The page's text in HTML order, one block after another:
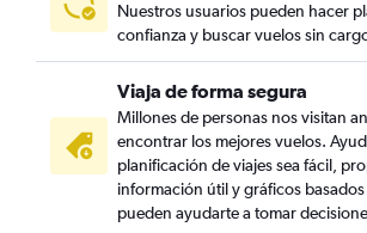
Nuestros usuarios pueden hacer
confianza y buscar vuelos sin
Viaja de forma segura
Millones de personas nos visitan
encontrar los mejores vuelos.
planificación de viajes sea fácil,
información útil y gráficos
pueden ayudarte a tomar